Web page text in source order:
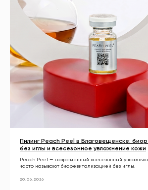
Пилинг Peach Peel в Благовещенске:
без иглы и всесезонное увлажнение кожи
Peach Peel — современный всесезонный
часто называют биоревитализацией без иглы.
20.06.2026